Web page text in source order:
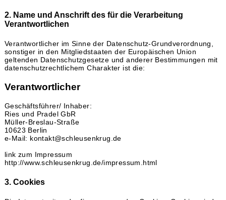
2. Name und Anschrift des für die Verarbeitung
Verantwortlichen
Verantwortlicher im Sinne der Datenschutz-Grundverordnung,
sonstiger in den Mitgliedstaaten der Europäischen Union
geltenden Datenschutzgesetze und anderer Bestimmungen mit
datenschutzrechtlichem Charakter ist die:
Verantwortlicher
Geschäftsführer/ Inhaber:
Ries und Pradel GbR
Müller-Breslau-Straße
10623 Berlin
e-Mail: kontakt@schleusenkrug.de
link zum Impressum
http://www.schleusenkrug.de/impressum.html
3. Cookies